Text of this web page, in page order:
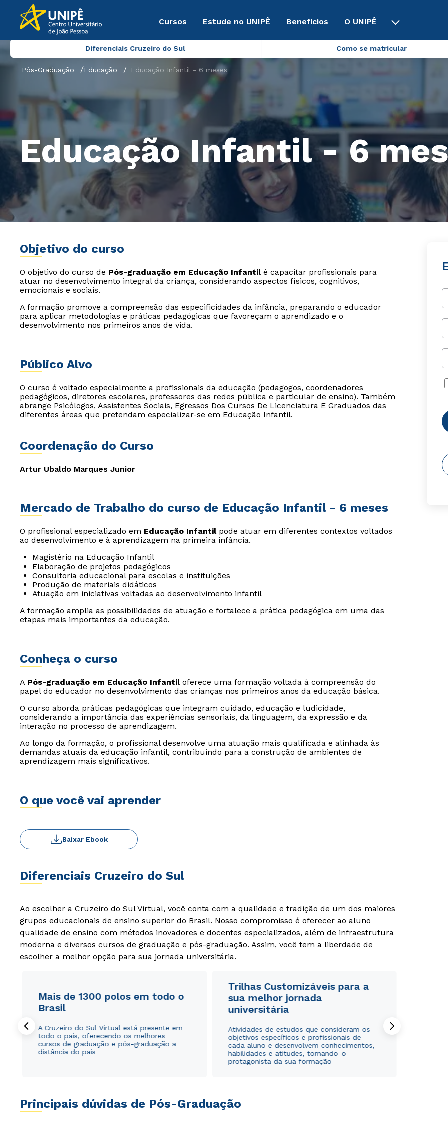
Cursos Estude no UNIPÊ Benefícios O UNIPÊ
Diferenciais Cruzeiro do Sul Como se matricular
Pós-Graduação Educação Educação Infantil - 6 meses
Educação Infantil - 6
Objetivo do curso
O objetivo do curso de Pós-graduação em Educação Infantilé capacitar profissionais para
atuar no desenvolvimento integral da criança, considerando aspectos físicos, cognitivos,
emocionais e sociais.
A formação promove a compreensão das especificidades da infância, preparando o educador
para aplicar metodologias e práticas pedagógicas que favoreçam o aprendizado e o
desenvolvimento nos primeiros anos de vida.
Público Alvo
O curso é voltado especialmente a profissionais da educação (pedagogos, coordenadores
pedagógicos, diretores escolares, professores das redes pública e particular de ensino). Também
abrange Psicólogos, Assistentes Sociais, Egressos Dos Cursos De Licenciatura E Graduados das
diferentes áreas que pretendam especializar-se em Educação Infantil.
Coordenação do Curso
Artur Ubaldo Marques Junior
Mercado de Trabalho do curso de Educação Infantil - 6 meses
O profissional especializado em Educação Infantilpode atuar em diferentes contextos voltados
ao desenvolvimento e à aprendizagem na primeira infância.
Magistério na Educação Infantil
Elaboração de projetos pedagógicos
Consultoria educacional para escolas e instituições
Produção de materiais didáticos
Atuação em iniciativas voltadas ao desenvolvimento infantil
A formação amplia as possibilidades de atuação e fortalece a prática pedagógica em uma das
etapas mais importantes da educação.
Conheça o curso
A Pós-graduação em Educação Infantiloferece uma formação voltada à compreensão do
papel do educador no desenvolvimento das crianças nos primeiros anos da educação básica.
O curso aborda práticas pedagógicas que integram cuidado, educação e ludicidade,
considerando a importância das experiências sensoriais, da linguagem, da expressão e da
interação no processo de aprendizagem.
Ao longo da formação, o profissional desenvolve uma atuação mais qualificada e alinhada às
demandas atuais da educação infantil, contribuindo para a construção de ambientes de
aprendizagem mais significativos.
O que você vai aprender
Baixar Ebook
Diferenciais Cruzeiro do Sul
Ao escolher a Cruzeiro do Sul Virtual, você conta com a qualidade e tradição de um dos maiores
grupos educacionais de ensino superior do Brasil. Nosso compromisso é oferecer ao aluno
qualidade de ensino com métodos inovadores e docentes especializados, além de infraestrutura
moderna e diversos cursos de graduação e pós-graduação. Assim, você tem a liberdade de
escolher a melhor opção para sua jornada universitária.
Mais de 1300 polos em todo o
Brasil
A Cruzeiro do Sul Virtual está presente em
todo o país, oferecendo os melhores
cursos de graduação e pós-graduação a
distância do país
Trilhas Customizáveis para a
sua melhor jornada
universitária
Atividades de estudos que consideram os
objetivos específicos e profissionais de
cada aluno e desenvolvem conhecimentos,
habilidades e atitudes, tornando-o
protagonista da sua formação
Principais dúvidas de Pós-Graduação
Rápido e fácil
WhatsApp
ou
Rápido e fácil
WhatsApp
ou